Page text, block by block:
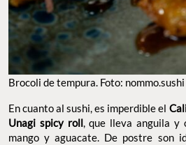
Brocoli de tempura. Foto: nommo.sushi
En cuanto al sushi, es imperdible el
Unagi spicy roll, que lleva anguila y
mango y aguacate. De postre son